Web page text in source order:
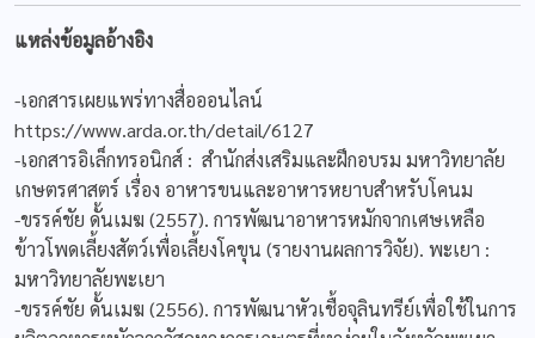
แหล่งข้อมูลอ้างอิง
-เอกสารเผยแพร่ทางสื่อออนไลน์
https://www.arda.or.th/detail/6127
-เอกสารอิเล็กทรอนิกส์ : สำนักส่งเสริมและฝึกอบรม มหาวิทยาลัย
เกษตรศาสตร์ เรื่อง อาหารขนและอาหารหยาบสำหรับโคนม
-ขรรค์ชัย ดั้นเมฆ (2557). การพัฒนาอาหารหมักจากเศษเหลือ
ข้าวโพดเลี้ยงสัตว์เพื่อเลี้ยงโคขุน (รายงานผลการวิจัย). พะเยา :
มหาวิทยาลัยพะเยา
-ขรรค์ชัย ดั้นเมฆ (2556). การพัฒนาหัวเชื้อจุลินทรีย์เพื่อใช้ในการ